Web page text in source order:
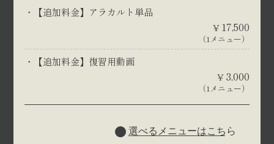
【追加料金】アラカルト単品
¥ 17,500
（1メニュー）
【追加料金】復習用動画
¥ 3,000
（1メニュー）
選べるメニューはこちら